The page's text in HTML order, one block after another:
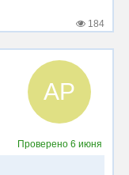
184
АР
Проверено 6 июня